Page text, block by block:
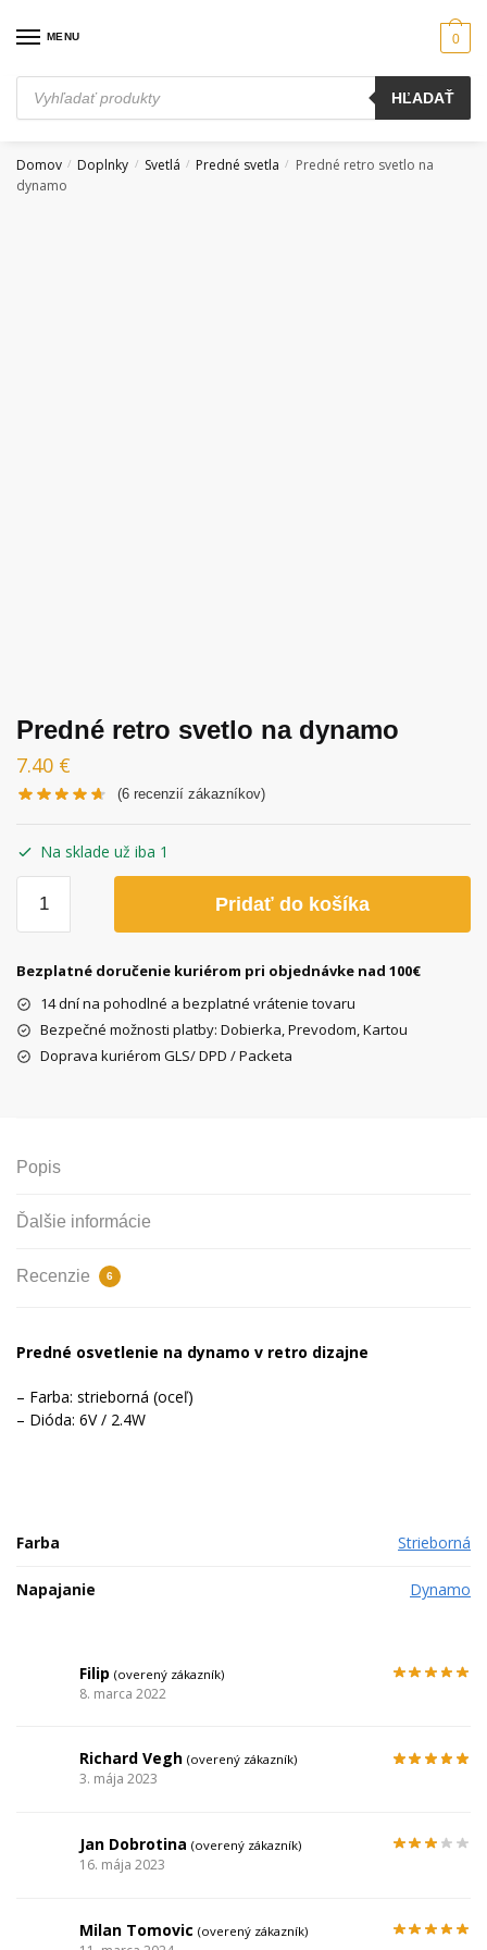
MENU
Products
search
HĽADAŤ
0
Domov / Doplnky / Svetlá / Predné svetla /
Predné retro svetlo na
dynamo
Predné retro svetlo na dynamo
7.40 €
(6 recenzií zákazníkov)
Na sklade už iba 1
Predné
svetlo
Pridať do košíka
Bezplatné doručenie kuriérom pri objednávke nad 100€
14 dní na pohodlné a bezplatné vrátenie tovaru
Bezpečné možnosti platby: Dobierka, Prevodom, Kartou
Doprava kuriérom GLS/ DPD / Packeta
Popis
Ďalšie informácie
Recenzie 6
Predné osvetlenie na dynamo v retro dizajne
– Farba: strieborná (oceľ)
– Dióda: 6V / 2.4W
Farba Strieborná
Napajanie Dynamo
Filip (overený zákazník)
8. marca 2022
Richard Vegh (overený zákazník)
3. mája 2023
Jan Dobrotina (overený zákazník)
16. mája 2023
Milan Tomovic (overený zákazník)